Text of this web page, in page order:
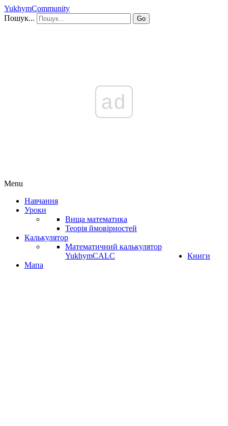
YukhymCommunity
Пошук...
Go
ad
Menu
Навчання
Уроки
Вища математика
Теорія ймовірностей
Калькулятор
Математичний калькулятор
YukhymCALC
Книги
Мапа